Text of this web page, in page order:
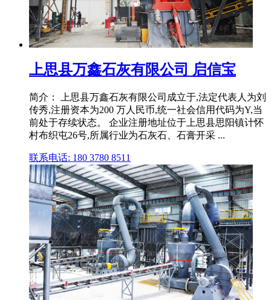
上思县万鑫石灰有限公司 启信宝
简介： 上思县万鑫石灰有限公司成立于,法定代表人为刘
传秀,注册资本为200 万人民币,统一社会信用代码为Y,当
前处于存续状态。 企业注册地址位于上思县思阳镇计怀
村布织屯26号,所属行业为石灰石、石膏开采 ...
联系电话: 180 3780 8511